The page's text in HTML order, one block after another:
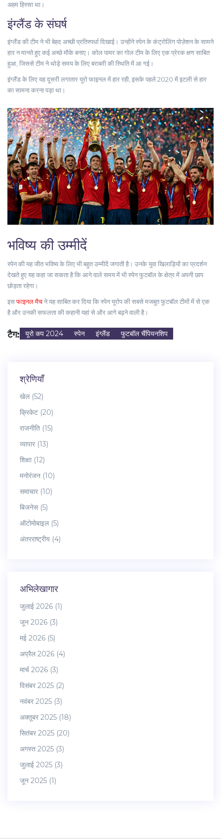
अहम हिस्सा था।
इंग्लैंड के संघर्ष
इंग्लैंड की टीम ने भी बेहद अच्छी प्रतिस्पर्धा दिखाई। उन्होंने स्पेन के कंट्रोलिंग पोज़ेशन के सामने
हार न मानते हुए कई अच्छे मौके बनाए। कोल पामर का गोल टीम के लिए एक प्रेरक क्षण साबित
हुआ, जिससे टीम ने थोड़े समय के लिए बराबरी की स्थिति में आ गई।
इंग्लैंड के लिए यह दूसरी लगातार यूरो फाइनल में हार रही, इसके पहले 2020 में इटली से हार
का सामना करना पड़ा था।
भविष्य की उम्मीदें
स्पेन की यह जीत भविष्य के लिए भी बहुत उम्मीदें जगाती है। उनके युवा खिलाड़ियों का प्रदर्शन
देखते हुए यह कहा जा सकता है कि आने वाले समय में भी स्पेन फुटबॉल के क्षेत्र में अपनी छाप
छोड़ता रहेगा।
इसफाइनल मैचने यह साबित कर दिया कि स्पेन यूरोप की सबसे मजबूत फुटबॉल टीमों में से एक
है और उनकी सफलता की कहानी यहां से और आगे बढ़ने वाली है।
टैग: यूरो कप 2024 स्पेन इंग्लैंड फुटबॉल चैंपियनशिप
श्रेणियाँ
खेल (52)
क्रिकेट (20)
राजनीति (15)
व्यापार (13)
शिक्षा (12)
मनोरंजन (10)
समाचार (10)
बिजनेस (5)
ऑटोमोबाइल (5)
अंतरराष्ट्रीय (4)
अभिलेखागार
जुलाई 2026 (1)
जून 2026 (3)
मई 2026 (5)
अप्रैल 2026 (4)
मार्च 2026 (3)
दिसंबर 2025 (2)
नवंबर 2025 (3)
अक्तूबर 2025 (18)
सितंबर 2025 (20)
अगस्त 2025 (3)
जुलाई 2025 (3)
जून 2025 (1)